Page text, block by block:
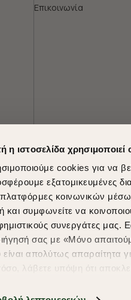
η ιστοσελίδα χρησιμοποιεί
cookies για να
εξατομικευμένες
πλατφόρμες κοινωνικών
και συμφωνείτε να
συνεργάτες μας.
σας με «Μόνο
απολύτως απαραίτητα
λάβετε υπόψη ότι
και διαφημίσεις. Για
Επικοινωνία